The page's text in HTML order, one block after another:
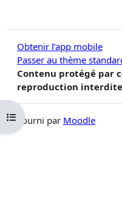
Ouvrir l’index du cours
Obtenir l’app mobile
Passer au thème
Contenu protégé par
reproduction
Fourni par Moodle